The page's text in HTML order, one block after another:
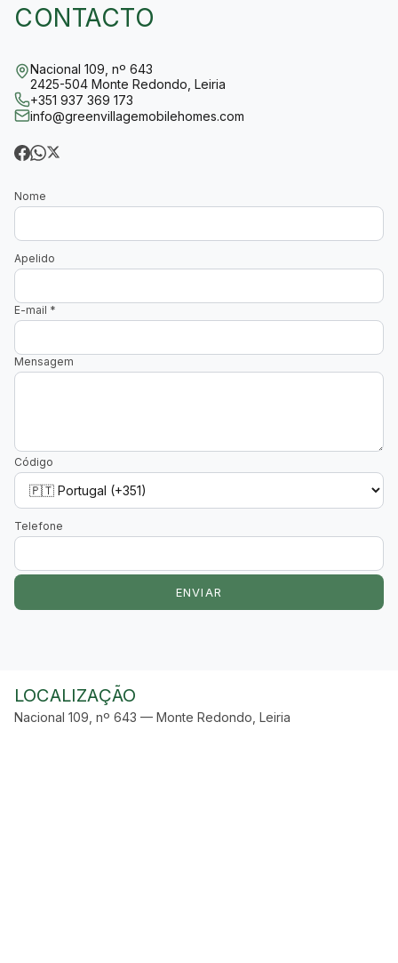
CONTACTO
Nacional 109, nº 643
2425-504 Monte Redondo, Leiria
+351 937 369 173
info@greenvillagemobilehomes.com
Nome
Apelido
E-mail *
Mensagem
Código
Telefone
ENVIAR
LOCALIZAÇÃO
Nacional 109, nº 643 — Monte Redondo, Leiria